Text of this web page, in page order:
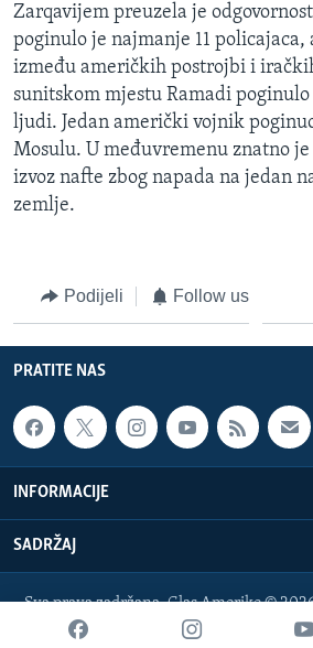
Zarqavijem preuzela je
poginulo je najmanje 11 policajaca,
između američkih postrojbi i
sunitskom mjestu Ramadi
ljudi. Jedan američki vojnik
Mosulu. U međuvremenu znatno
izvoz nafte zbog napada na jedan
zemlje.
Podijeli Follow us
PRATITE NAS
INFORMACIJE
SADRŽAJ
Sva prava zadržana. Glas Amerike ©
bosnian-service@voanews.com